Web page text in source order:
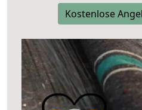
Kostenlose